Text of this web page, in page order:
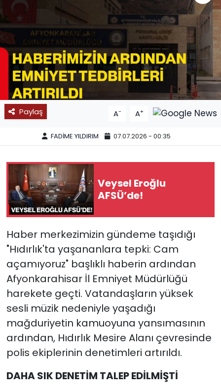
Paylaş A- A+
FADİME YILDIRIM 07.07.2026 - 00:35
Veysel Eroğlu
AFSÜ’de!
Haber merkezimizin gündeme taşıdığı
"Hıdırlık'ta yaşananlara tepki: Cam
açamıyoruz" başlıklı haberin ardından
Afyonkarahisar İl Emniyet Müdürlüğü
harekete geçti. Vatandaşların yüksek
sesli müzik nedeniyle yaşadığı
mağduriyetin kamuoyuna yansımasının
ardından, Hıdırlık Mesire Alanı çevresinde
polis ekiplerinin denetimleri artırıldı.
DAHA SIK DENETİM TALEP EDİLMİŞTİ
11:11 MANŞET